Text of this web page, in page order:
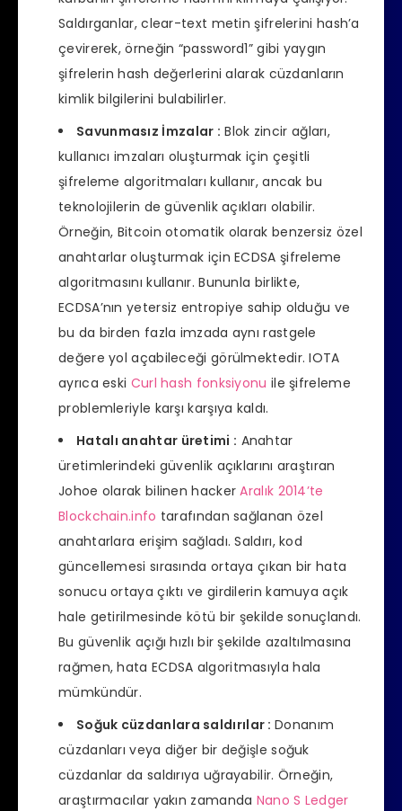
Saldırganlar, clear-text metin şifrelerini hash’a
çevirerek, örneğin “password1” gibi yaygın
şifrelerin hash değerlerini alarak cüzdanların
kimlik bilgilerini bulabilirler.
Savunmasız İmzalar : Blok zincir ağları,
kullanıcı imzaları oluşturmak için çeşitli
şifreleme algoritmaları kullanır, ancak bu
teknolojilerin de güvenlik açıkları olabilir.
Örneğin, Bitcoin otomatik olarak benzersiz özel
anahtarlar oluşturmak için ECDSA şifreleme
algoritmasını kullanır. Bununla birlikte,
ECDSA’nın yetersiz entropiye sahip olduğu ve
bu da birden fazla imzada aynı rastgele
değere yol açabileceği görülmektedir. IOTA
ayrıca eski Curl hash fonksiyonu ile şifreleme
problemleriyle karşı karşıya kaldı.
Hatalı anahtar üretimi : Anahtar
üretimlerindeki güvenlik açıklarını araştıran
Johoe olarak bilinen hackerAralık 2014’te
Blockchain.info tarafından sağlanan özel
anahtarlara erişim sağladı. Saldırı, kod
güncellemesi sırasında ortaya çıkan bir hata
sonucu ortaya çıktı ve girdilerin kamuya açık
hale getirilmesinde kötü bir şekilde sonuçlandı.
Bu güvenlik açığı hızlı bir şekilde azaltılmasına
rağmen, hata ECDSA algoritmasıyla hala
mümkündür.
Soğuk cüzdanlara saldırılar : Donanım
cüzdanları veya diğer bir değişle soğuk
cüzdanlar da saldırıya uğrayabilir. Örneğin,
araştırmacılar yakın zamanda Nano S Ledger